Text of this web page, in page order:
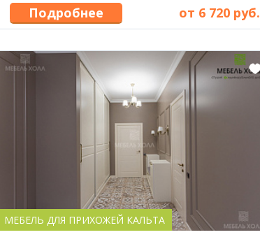
Подробнее от 6 720 руб.
МЕБЕЛЬ ДЛЯ ПРИХОЖЕЙ КАЛЬТА